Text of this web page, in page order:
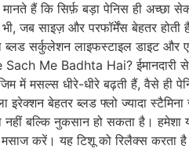
हैं कि सिर्फ़ बड़ा पेनिस ही
जब साइज़ और परफॉर्मेंस बेहतर
ब्लड सर्कुलेशन लाइफस्टाइल डाइट
Me Badhta Hai? ईमानदारी से
में मसल्स धीरे-धीरे बढ़ती हैं, वैसे
बेहतर ब्लड फ्लो ज्यादा स्टैमिना
नहीं बल्कि नुकसान हो सकता है।
करें। यह टिशू को रिलैक्स करता है